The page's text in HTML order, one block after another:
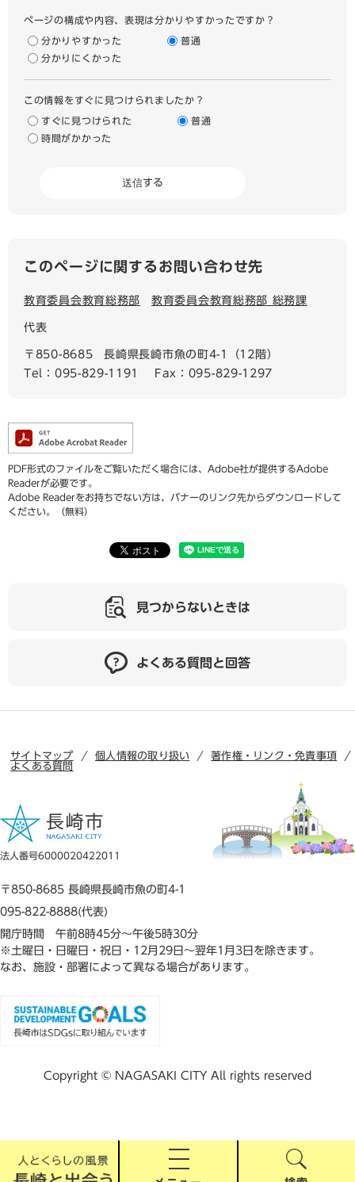
ページの構成や内容、表現は分かりやすかったですか？
分かりやすかった
普通
分かりにくかった
この情報をすぐに見つけられましたか？
すぐに見つけられた
普通
時間がかかった
このページに関するお問い合わせ先
教育委員会教育総務部 教育委員会教育総務部 総務課
代表
〒850-8685
長崎県長崎市魚の町4-1（12階）
Tel：095-829-1191
Fax：095-829-1297
PDF形式のファイルをご覧いただく場合には、Adobe社が提供するAdobe
Readerが必要です。
Adobe Readerをお持ちでない方は、バナーのリンク先からダウンロードして
ください。（無料）
見つからないときは
よくある質問と回答
サイトマップ 個人情報の取り扱い
著作権・リンク・免責事項
よくある質問
法人番号6000020422011
〒850-8685 長崎県長崎市魚の町4-1
095-822-8888(代表)
開庁時間 午前8時45分～午後5時30分
※土曜日・日曜日・祝日・12月29日～翌年1月3日を除きます。
なお、施設・部署によって異なる場合があります。
Copyright © NAGASAKI CITY All rights reserved